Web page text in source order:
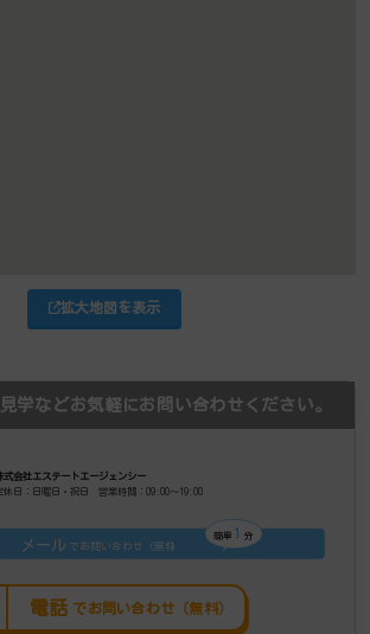
拡大地図を表示
学などお気軽にお問い合わせください。
式会社エステートエージェンシー
休日：日曜日・祝日 営業時間：09:00～19:00
でお問い合わせ（無料）
メール
簡単 分
1
電話 でお問い合わせ（無料）